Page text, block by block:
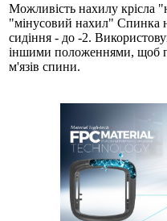
Можливість нахилу крісла
"мінусовий нахил" Спинка
сидіння - до -2.
іншими положеннями, щоб
м'язів спини.